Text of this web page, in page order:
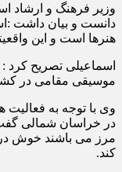
وزیر فرهنگ و ارشاد
دانست و بیان داشت
هنرها است و این
اسماعیلی تصریح
موسیقی مقامی در
وی با توجه به
در خراسان شمالی گفت:
مرز می باشند خوش
کند.